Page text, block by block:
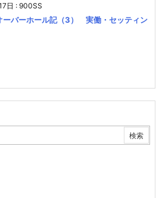
日 : 900SS
バーホール記（3） 実働・セッティン